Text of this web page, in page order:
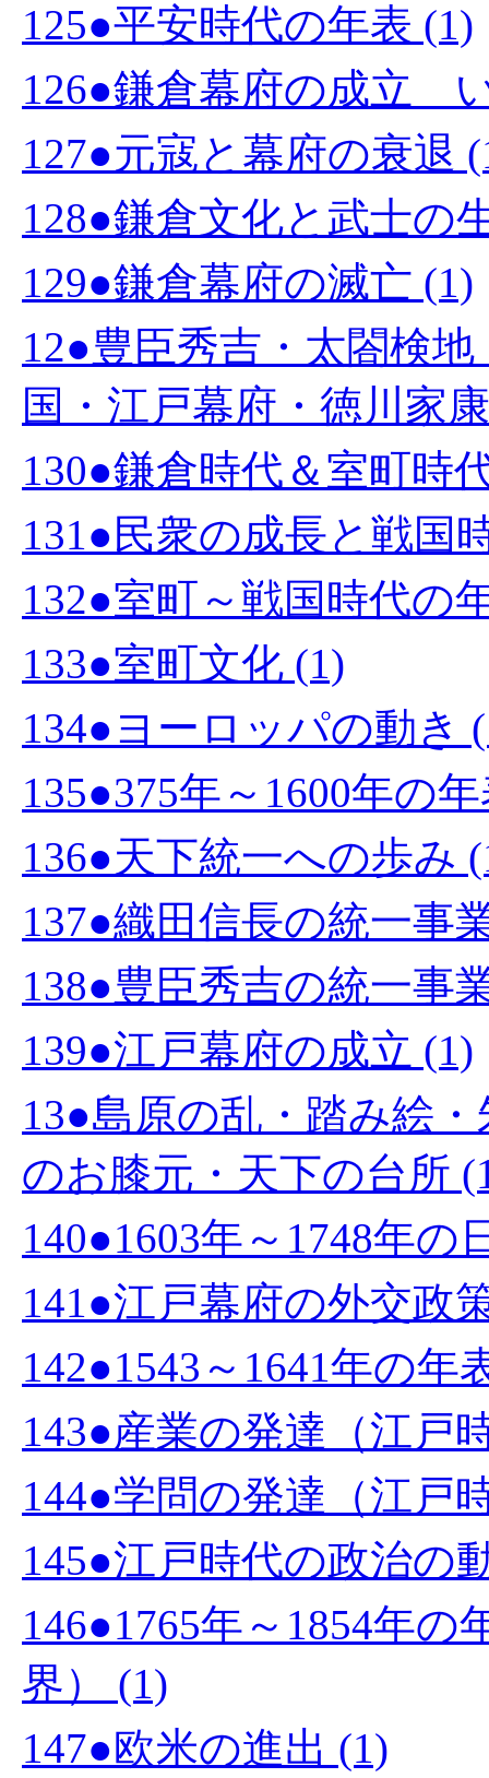
125●平安時代の年表 (1)
126●鎌倉幕府の成立
127●元寇と幕府の衰退
128●鎌倉文化と武士の
129●鎌倉幕府の滅亡 (1)
12●豊臣秀吉・太閤検
国・江戸幕府・徳川家
130●鎌倉時代＆室町時
131●民衆の成長と戦国
132●室町～戦国時代の
133●室町文化 (1)
134●ヨーロッパの動き
135●375年～1600年の
136●天下統一への歩み
137●織田信長の統一事
138●豊臣秀吉の統一事
139●江戸幕府の成立 (1)
13●島原の乱・踏み絵
のお膝元・天下の台所
140●1603年～1748年の
141●江戸幕府の外交政
142●1543～1641年の年
143●産業の発達（江戸
144●学問の発達（江戸
145●江戸時代の政治の
146●1765年～1854年
界） (1)
147●欧米の進出 (1)